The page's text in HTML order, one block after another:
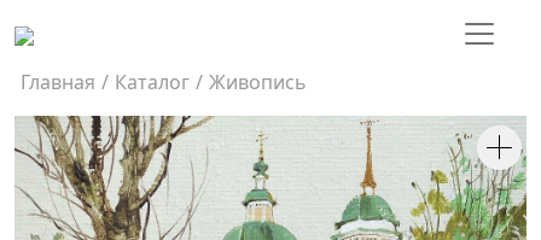
Главная / Каталог / Живопись